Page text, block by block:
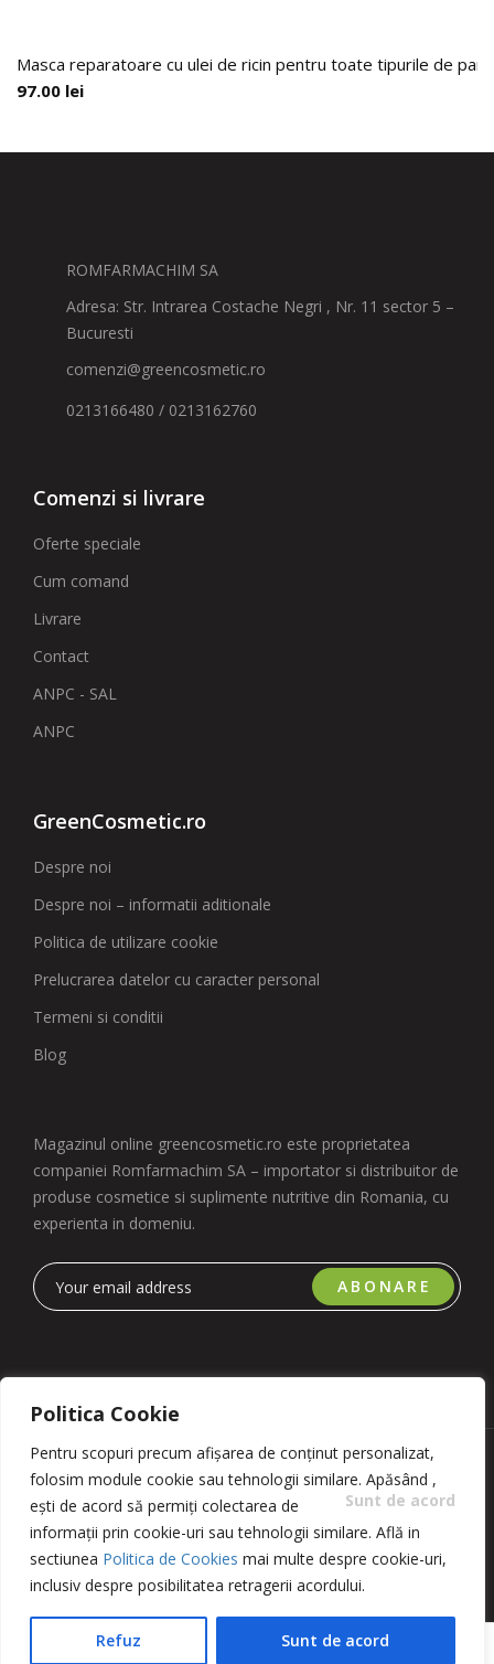
Politica Cookie
Pentru scopuri precum afișarea de conținut personalizat,
folosim module cookie sau tehnologii similare. Apăsând
Sunt de acord
,
ești de acord să permiți colectarea de
informații prin cookie-uri sau tehnologii similare. Află in
sectiunea Politica de Cookies mai multe despre cookie-uri,
inclusiv despre posibilitatea retragerii acordului.
Refuz Sunt de acord
Masca reparatoare cu ulei de ricin pentru toate tipurile de par,
97.00 lei
ROMFARMACHIM SA
Adresa: Str. Intrarea Costache Negri , Nr. 11 sector 5 –
Bucuresti
comenzi@greencosmetic.ro
0213166480 / 0213162760
Comenzi si livrare
Oferte speciale
Cum comand
Livrare
Contact
ANPC - SAL
ANPC
GreenCosmetic.ro
Despre noi
Despre noi – informatii aditionale
Politica de utilizare cookie
Prelucrarea datelor cu caracter personal
Termeni si conditii
Blog
Magazinul online greencosmetic.ro este proprietatea
companiei Romfarmachim SA – importator si distribuitor de
produse cosmetice si suplimente nutritive din Romania, cu
experienta in domeniu.
ABONARE
Copyright 2023 © Romfarmachim SA. Realizat de Simplio
Software